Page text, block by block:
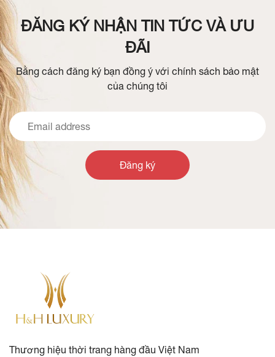
ĐĂNG KÝ NHẬN TIN TỨC VÀ ƯU
ĐÃI
Bằng cách đăng ký bạn đồng ý với chính sách bảo mật
của chúng tôi
Đăng ký
Thương hiệu thời trang hàng đầu Việt Nam